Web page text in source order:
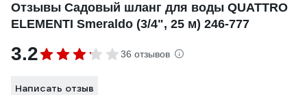
Отзывы Садовый шланг для воды QUATTRO
ELEMENTI Smeraldo (3/4", 25 м) 246-777
3.2 36 отзывов
Написать отзыв